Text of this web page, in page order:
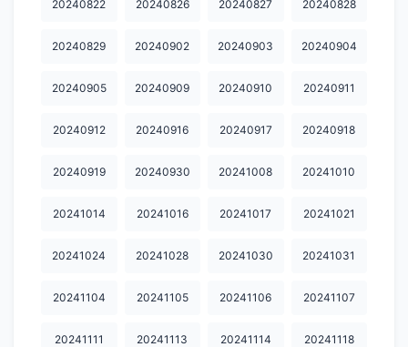
20251029 20251030 20251103 20251104 20251105
20251106 20251111 20251112 20251113 20251117
20251118 20251119 20251124 20251125 20251126
20240822 20240826 20240827 20240828
20240829 20240902 20240903 20240904
20240905 20240909 20240910 20240911
20240912 20240916 20240917 20240918
20240919 20240930 20241008 20241010
20241014 20241016 20241017 20241021
20241024 20241028 20241030 20241031
20241104 20241105 20241106 20241107
20241111 20241113 20241114 20241118